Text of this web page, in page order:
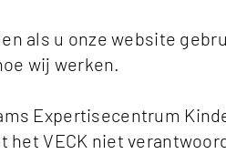
als u onze website
wij werken.
Expertisecentrum
VECK niet